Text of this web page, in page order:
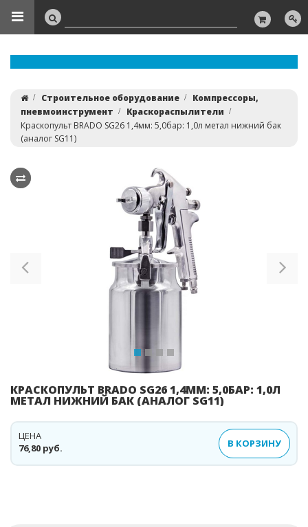
Строительное оборудование
Компрессоры,
пневмоинструмент
Краскораспылители
Краскопульт BRADO SG26 1,4мм: 5,0бар: 1,0л метал нижний бак
(аналог SG11)
КРАСКОПУЛЬТ BRADO SG26 1,4ММ: 5,0БАР: 1,0Л
МЕТАЛ НИЖНИЙ БАК (АНАЛОГ SG11)
76,80 руб.
ЦЕНА
В КОРЗИНУ